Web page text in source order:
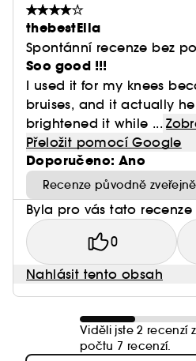
thebestElla
Spontánní recenze bez
Soo good !!!
I used it for my knees
bruises, and it actually
brightened it while ...
Přeložit pomocí Google
Doporučeno: Ano
Recenze původně
Byla pro vás tato recenze
0
Nahlásit tento obsah
Viděli jste 2 recenzí
počtu 7 recenzí.